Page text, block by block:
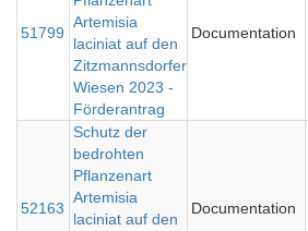
51799
Artemisia
laciniat auf den
Zitzmannsdorfer
Wiesen 2023 -
Förderantrag
Documentation
52163
Schutz der
bedrohten
Pflanzenart
Artemisia
laciniat auf den
Documentation